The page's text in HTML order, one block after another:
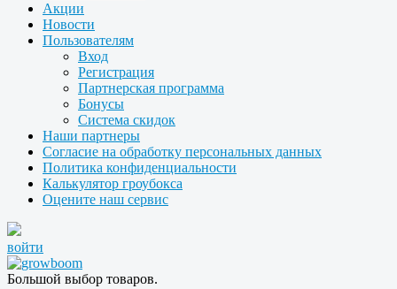
Акции
Новости
Пользователям
Вход
Регистрация
Партнерская программа
Бонусы
Система скидок
Наши партнеры
Согласие на обработку персональных данных
Политика конфиденциальности
Калькулятор гроубокса
Оцените наш сервис
войти
Большой выбор товаров.